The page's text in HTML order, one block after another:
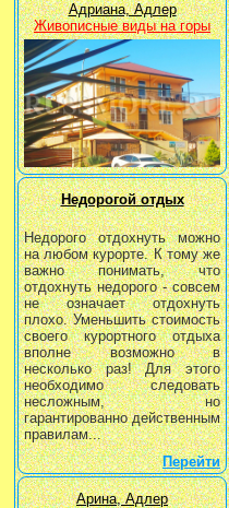
Адриана, Адлер
Живописные виды на горы
Недорогой отдых
Недорого отдохнуть можно
на любом курорте. К тому же
важно понимать, что
отдохнуть недорого - совсем
не означает отдохнуть
плохо. Уменьшить стоимость
своего курортного отдыха
вполне возможно в
несколько раз! Для этого
необходимо следовать
несложным, но
гарантированно действенным
правилам...
Перейти
Арина, Адлер